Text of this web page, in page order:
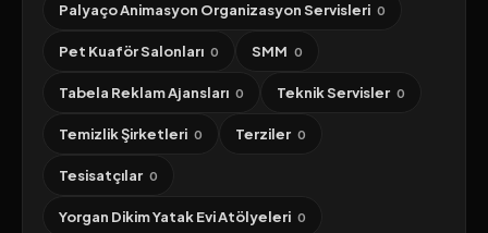
Palyaço Animasyon Organizasyon Servisleri 0
Pet Kuaför Salonları 0 SMM 0
Tabela Reklam Ajansları 0 Teknik Servisler 0
Temizlik Şirketleri 0 Terziler 0
Tesisatçılar 0
Yorgan Dikim Yatak Evi Atölyeleri 0